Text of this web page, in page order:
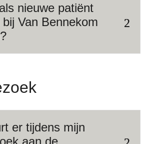
nieuwe patiënt
Van Bennekom
er tijdens mijn
aan de